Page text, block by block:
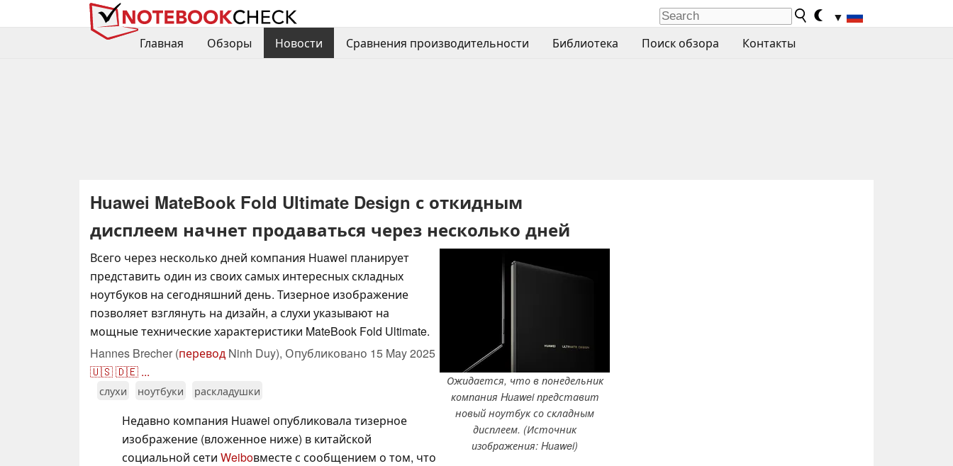
▼
Главная
Обзоры Новости Сравнения производительности Библиотека Поиск обзора Контакты
Huawei MateBook Fold Ultimate Design с откидным
дисплеем начнет продаваться через несколько дней
Ожидается, что в понедельник
компания Huawei представит
новый ноутбук со складным
дисплеем. (Источник
изображения: Huawei)
Всего через несколько дней компания Huawei планирует
представить один из своих самых интересных складных
ноутбуков на сегодняшний день. Тизерное изображение
позволяет взглянуть на дизайн, а слухи указывают на
мощные технические характеристики MateBook Fold Ultimate.
Hannes Brecher (перевод Ninh Duy), Опубликовано 15 May 2025
🇺🇸🇩🇪 ...
слухи ноутбуки раскладушки
Недавно компания Huawei опубликовала тизерное
изображение (вложенное ниже) в китайской
социальной сети Weiboвместе с сообщением о том, что